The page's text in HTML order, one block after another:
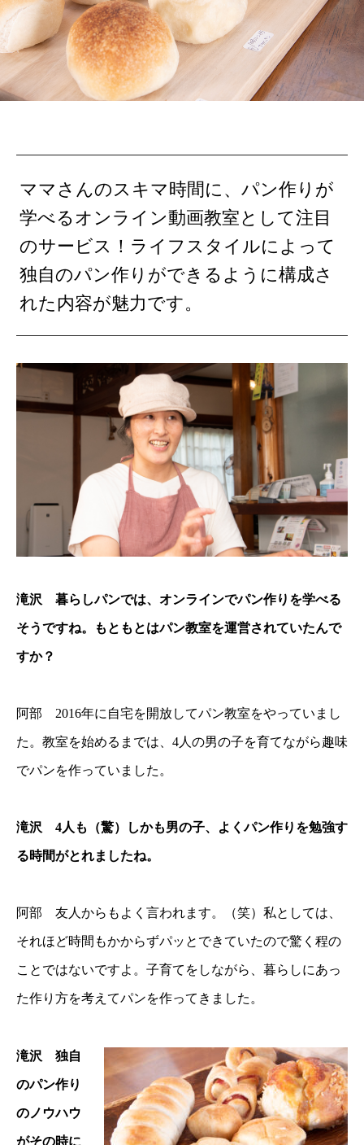
ママさんのスキマ時間に、パン作りが
学べるオンライン動画教室として注目
のサービス！ライフスタイルによって
独自のパン作りができるように構成さ
れた内容が魅力です。
滝沢 暮らしパンでは、オンラインでパン作りを学べる
そうですね。もともとはパン教室を運営されていたんで
すか？
阿部 2016年に自宅を開放してパン教室をやっていまし
た。教室を始めるまでは、4人の男の子を育てながら趣味
でパンを作っていました。
滝沢 4人も（驚）しかも男の子、よくパン作りを勉強す
る時間がとれましたね。
阿部 友人からもよく言われます。（笑）私としては、
それほど時間もかからずパッとできていたので驚く程の
ことではないですよ。子育てをしながら、暮らしにあっ
た作り方を考えてパンを作ってきました。
滝沢 独自
のパン作り
のノウハウ
がその時に